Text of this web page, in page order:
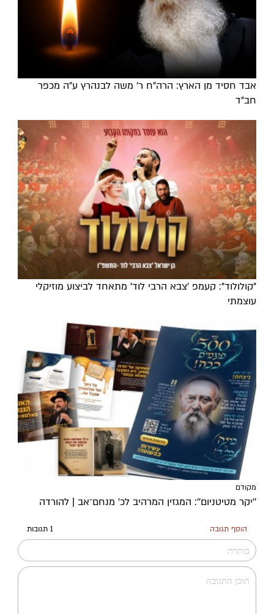
אבד חסיד מן הארץ: הרה"ח ר' משה לבנהרץ ע"ה מכפר
חב"ד
"קולולוד": קעמפ 'צבא הרבי לוד' מתאחד לביצוע מוזיקלי
עוצמתי
מקודם
''יקר מטיטניום'': המגזין המרהיב לכ’ מנחם־אב | להורדה
הוסף תגובה 1 תגובות